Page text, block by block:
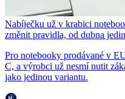
Nabíječku už v krabici
změnit pravidla, od dubna
Pro notebooky prodávané v
C, a výrobci už nesmí nutit
jako jedinou variantu.